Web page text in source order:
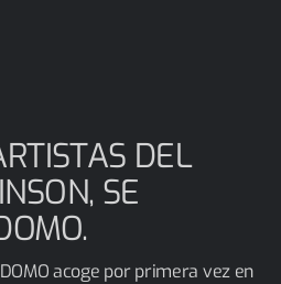
DEL
SE
acoge por primera vez en